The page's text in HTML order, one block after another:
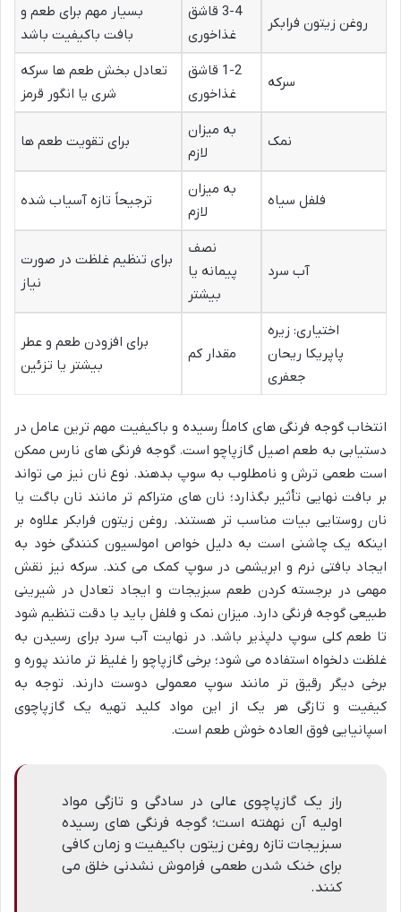
روغن زیتون فرابکر
3-4 قاشق
غذاخوری
بسیار مهم برای طعم و
بافت باکیفیت باشد
سرکه
1-2 قاشق
غذاخوری
تعادل بخش طعم ها سرکه
شری یا انگور قرمز
نمک
به میزان
لازم
برای تقویت طعم ها
فلفل سیاه
به میزان
لازم
ترجیحاً تازه آسیاب شده
آب سرد
نصف
پیمانه یا
بیشتر
برای تنظیم غلظت در صورت
نیاز
اختیاری: زیره
پاپریکا ریحان
جعفری
مقدار کم
برای افزودن طعم و عطر
بیشتر یا تزئین
انتخاب گوجه فرنگی های کاملاً رسیده و باکیفیت مهم ترین عامل در
دستیابی به طعم اصیل گازپاچو است. گوجه فرنگی های نارس ممکن
است طعمی ترش و نامطلوب به سوپ بدهند. نوع نان نیز می تواند
بر بافت نهایی تأثیر بگذارد؛ نان های متراکم تر مانند نان باگت یا
نان روستایی بیات مناسب تر هستند. روغن زیتون فرابکر علاوه بر
اینکه یک چاشنی است به دلیل خواص امولسیون کنندگی خود به
ایجاد بافتی نرم و ابریشمی در سوپ کمک می کند. سرکه نیز نقش
مهمی در برجسته کردن طعم سبزیجات و ایجاد تعادل در شیرینی
طبیعی گوجه فرنگی دارد. میزان نمک و فلفل باید با دقت تنظیم شود
تا طعم کلی سوپ دلپذیر باشد. در نهایت آب سرد برای رسیدن به
غلظت دلخواه استفاده می شود؛ برخی گازپاچو را غلیظ تر مانند پوره و
برخی دیگر رقیق تر مانند سوپ معمولی دوست دارند. توجه به
کیفیت و تازگی هر یک از این مواد کلید تهیه یک گازپاچوی
اسپانیایی فوق العاده خوش طعم است.
راز یک گازپاچوی عالی در سادگی و تازگی مواد
اولیه آن نهفته است؛ گوجه فرنگی های رسیده
سبزیجات تازه روغن زیتون باکیفیت و زمان کافی
برای خنک شدن طعمی فراموش نشدنی خلق می
کنند.